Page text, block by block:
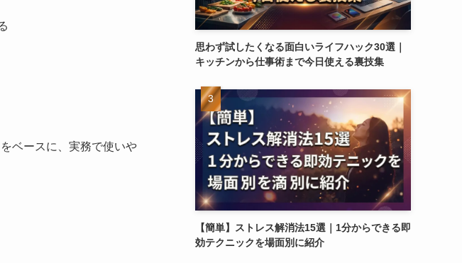
ベースに、実務で使いや
思わず試したくなる面白いライフハック30選｜
キッチンから仕事術まで今日使える裏技集
【簡単】ストレス解消法15選｜1分からできる即
効テクニックを場面別に紹介